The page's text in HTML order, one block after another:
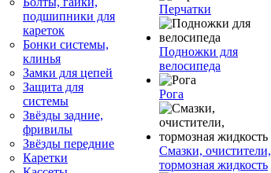
подшипники для
кареток
Бонки системы,
клинья
Замки для цепей
Защита для
системы
Звёзды задние,
фривилы
Звёзды передние
Каретки
Перчатки
Подножки для
велосипеда
Рога
Смазки, очистители,
тормозная жидкость